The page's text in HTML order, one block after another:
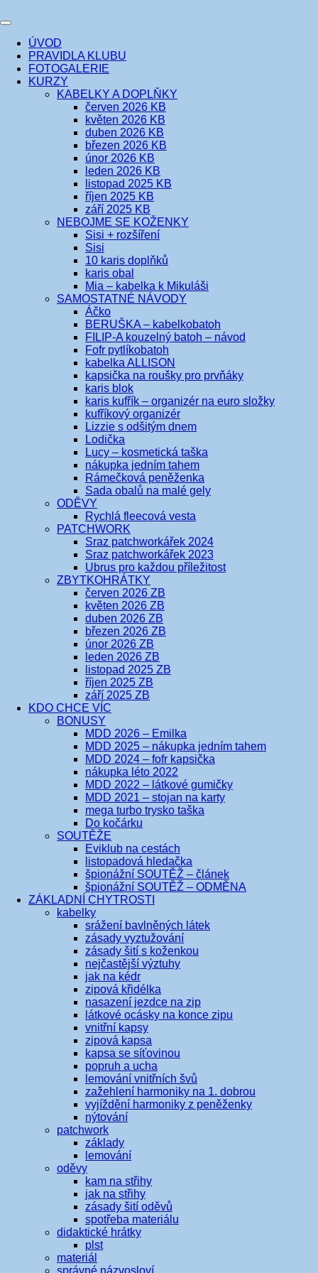
k
webuEVIKLUB
šicí klub
Toggle
navigation
ÚVOD
PRAVIDLA KLUBU
FOTOGALERIE
KURZY
KABELKY A DOPLŇKY
červen 2026 KB
květen 2026 KB
duben 2026 KB
březen 2026 KB
únor 2026 KB
leden 2026 KB
listopad 2025 KB
říjen 2025 KB
září 2025 KB
NEBOJME SE KOŽENKY
Sisi + rozšíření
Sisi
10 karis doplňků
karis obal
Mia – kabelka k Mikuláši
SAMOSTATNÉ NÁVODY
Áčko
BERUŠKA – kabelkobatoh
FILIP-A kouzelný batoh – návod
Fofr pytlíkobatoh
kabelka ALLISON
kapsička na roušky pro prvňáky
karis blok
karis kufřík – organizér na euro složky
kufříkový organizér
Lizzie s odšitým dnem
Lodička
Lucy – kosmetická taška
nákupka jedním tahem
Rámečková peněženka
Sada obalů na malé gely
ODĚVY
Rychlá fleecová vesta
PATCHWORK
Sraz patchworkářek 2024
Sraz patchworkářek 2023
Ubrus pro každou příležitost
ZBYTKOHRÁTKY
červen 2026 ZB
květen 2026 ZB
duben 2026 ZB
březen 2026 ZB
únor 2026 ZB
leden 2026 ZB
listopad 2025 ZB
říjen 2025 ZB
září 2025 ZB
KDO CHCE VÍC
BONUSY
MDD 2026 – Emilka
MDD 2025 – nákupka jedním tahem
MDD 2024 – fofr kapsička
nákupka léto 2022
MDD 2022 – látkové gumičky
MDD 2021 – stojan na karty
mega turbo trysko taška
Do kočárku
SOUTĚŽE
Eviklub na cestách
listopadová hledačka
špionážní SOUTĚŽ – článek
špionážní SOUTĚŽ – ODMĚNA
ZÁKLADNÍ CHYTROSTI
kabelky
srážení bavlněných látek
zásady vyztužování
zásady šití s koženkou
nejčastější výztuhy
jak na kédr
zipová křidélka
nasazení jezdce na zip
látkové ocásky na konce zipu
vnitřní kapsy
zipová kapsa
kapsa se síťovinou
popruh a ucha
lemování vnitřních švů
zažehlení harmoniky na 1. dobrou
vyjíždění harmoniky z peněženky
nýtování
patchwork
základy
lemování
oděvy
kam na střihy
jak na střihy
zásady šití oděvů
spotřeba materiálu
didaktické hrátky
plst
materiál
správné názvosloví